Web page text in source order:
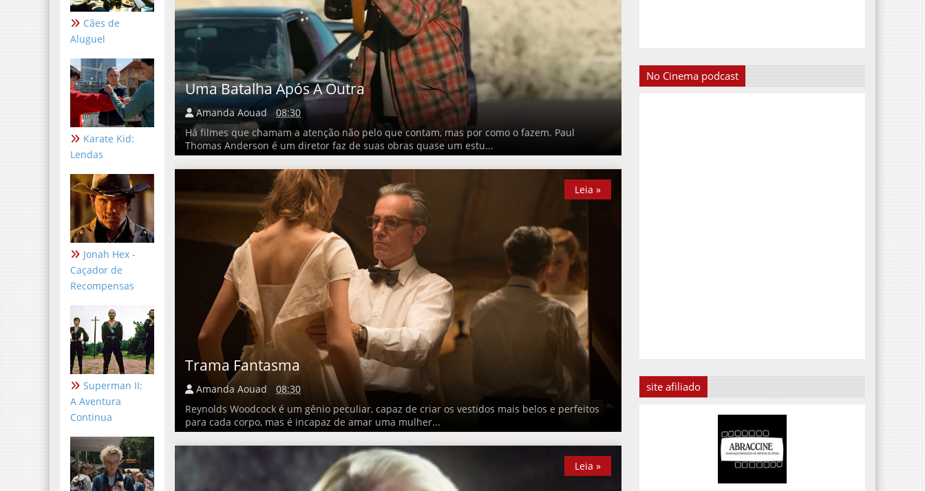
Cães de
Aluguel
Karate Kid:
Lendas
Jonah Hex -
Caçador de
Recompensas
Superman II:
A Aventura
Continua
Uma Batalha Após A Outra
Amanda Aouad
08:30
Há filmes que chamam a atenção não pelo que contam, mas por como o fazem. Paul
Thomas Anderson é um diretor faz de suas obras quase um estu...
Trama Fantasma
Amanda Aouad
08:30
Reynolds Woodcock é um gênio peculiar, capaz de criar os vestidos mais belos e perfeitos
para cada corpo, mas é incapaz de amar uma mulher...
Leia »
Leia »
Leia »
Leia »
No Cinema podcast
site afiliado